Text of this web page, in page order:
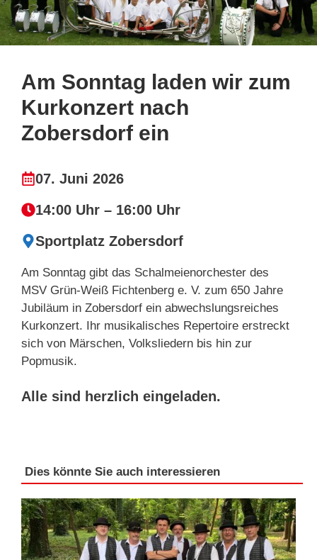
Am Sonntag laden wir zum
Kurkonzert nach
Zobersdorf ein
07. Juni 2026
14:00 Uhr – 16:00 Uhr
Sportplatz Zobersdorf
Am Sonntag gibt das Schalmeienorchester des
MSV Grün-Weiß Fichtenberg e. V. zum 650 Jahre
Jubiläum in Zobersdorf ein abwechslungsreiches
Kurkonzert. Ihr musikalisches Repertoire erstreckt
sich von Märschen, Volksliedern bis hin zur
Popmusik.
Alle sind herzlich eingeladen.
Dies könnte Sie auch interessieren